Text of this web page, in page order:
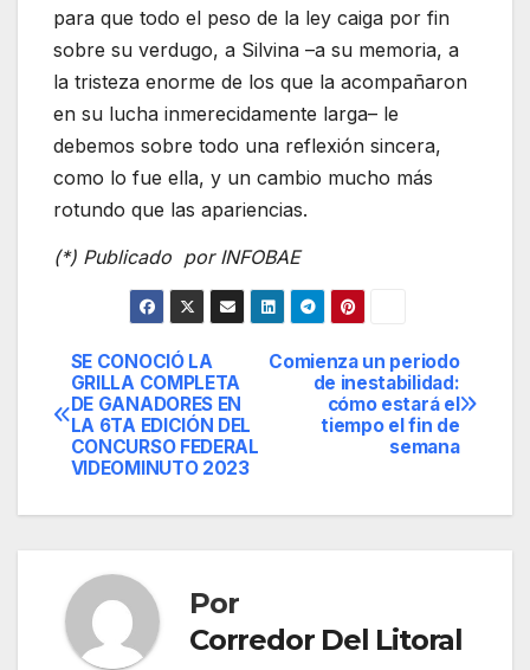
para que todo el peso de la ley caiga por fin
sobre su verdugo, a Silvina –a su memoria, a
la tristeza enorme de los que la acompañaron
en su lucha inmerecidamente larga– le
debemos sobre todo una reflexión sincera,
como lo fue ella, y un cambio mucho más
rotundo que las apariencias.
(*) Publicado por INFOBAE
Navegación
de
entradas
Comienza un periodo
de inestabilidad:
cómo estará el
tiempo el fin de
semana
SE CONOCIÓ LA
GRILLA COMPLETA
DE GANADORES EN
LA 6TA EDICIÓN DEL
CONCURSO FEDERAL
VIDEOMINUTO 2023
Por
Corredor Del Litoral